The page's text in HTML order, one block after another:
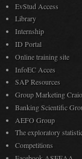
EvStud Access
Library
Internship
ID Portal
Online training site
InfoEC Acces
SAP Resources
Group Marketing
Banking Scientific
AEFO Group
The exploratory
Competitions